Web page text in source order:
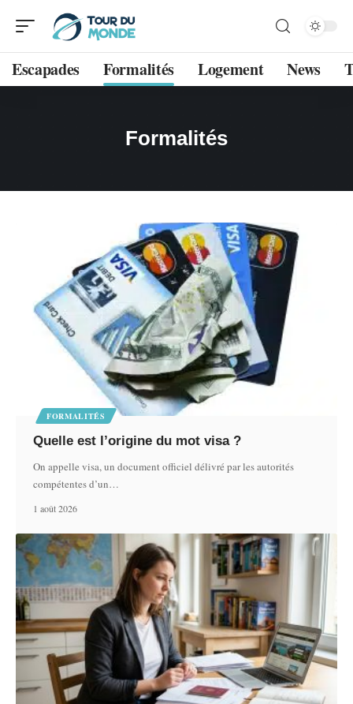
Escapades Formalités Logement News
Formalités
FORMALITÉS
Quelle est l’origine du mot visa ?
On appelle visa, un document officiel délivré par les autorités
compétentes d’un…
1 août 2026